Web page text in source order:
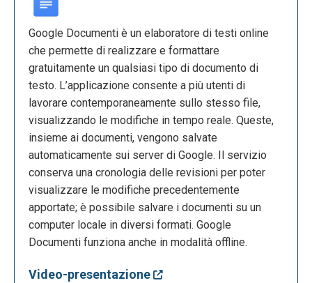
Google Documenti è un elaboratore di testi online
che permette di realizzare e formattare
gratuitamente un qualsiasi tipo di documento di
testo. L’applicazione consente a più utenti di
lavorare contemporaneamente sullo stesso file,
visualizzando le modifiche in tempo reale. Queste,
insieme ai documenti, vengono salvate
automaticamente sui server di Google. Il servizio
conserva una cronologia delle revisioni per poter
visualizzare le modifiche precedentemente
apportate; è possibile salvare i documenti su un
computer locale in diversi formati. Google
Documenti funziona anche in modalità offline.
Video-presentazione